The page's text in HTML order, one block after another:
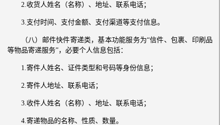
2.收货人姓名（名称）、地址、联系电话；
3.支付时间、支付金额、支付渠道等支付信息。
（八）邮件快件寄递类，基本功能服务为“信件、包裹、印刷品
等物品寄递服务”，必要个人信息包括：
1.寄件人姓名、证件类型和号码等身份信息；
2.寄件人地址、联系电话；
3.收件人姓名（名称）、地址、联系电话；
4.寄递物品的名称、性质、数量。